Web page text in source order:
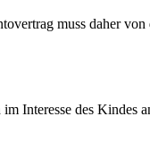
muss daher
Interesse des Kindes